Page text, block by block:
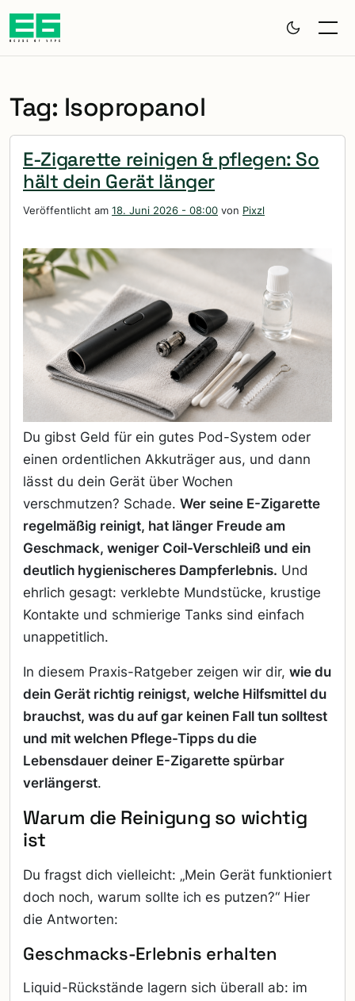
Zum Hauptinhalt springen
Tag: Isopropanol
E-Zigarette reinigen & pflegen: So
hält dein Gerät länger
Veröffentlicht am 18. Juni 2026 - 08:00 von Pixzl
Du gibst Geld für ein gutes Pod-System oder
einen ordentlichen Akkuträger aus, und dann
lässt du dein Gerät über Wochen
verschmutzen? Schade. Wer seine E-Zigarette
regelmäßig reinigt, hat länger Freude am
Geschmack, weniger Coil-Verschleiß und ein
deutlich hygienischeres Dampferlebnis. Und
ehrlich gesagt: verklebte Mundstücke, krustige
Kontakte und schmierige Tanks sind einfach
unappetitlich.
In diesem Praxis-Ratgeber zeigen wir dir, wie du
dein Gerät richtig reinigst, welche Hilfsmittel du
brauchst, was du auf gar keinen Fall tun solltest
und mit welchen Pflege-Tipps du die
Lebensdauer deiner E-Zigarette spürbar
verlängerst.
Warum die Reinigung so wichtig
ist
Du fragst dich vielleicht: „Mein Gerät funktioniert
doch noch, warum sollte ich es putzen?“ Hier
die Antworten:
Geschmacks-Erlebnis erhalten
Liquid-Rückstände lagern sich überall ab: im